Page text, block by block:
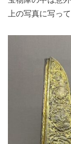
上の写真に写っ